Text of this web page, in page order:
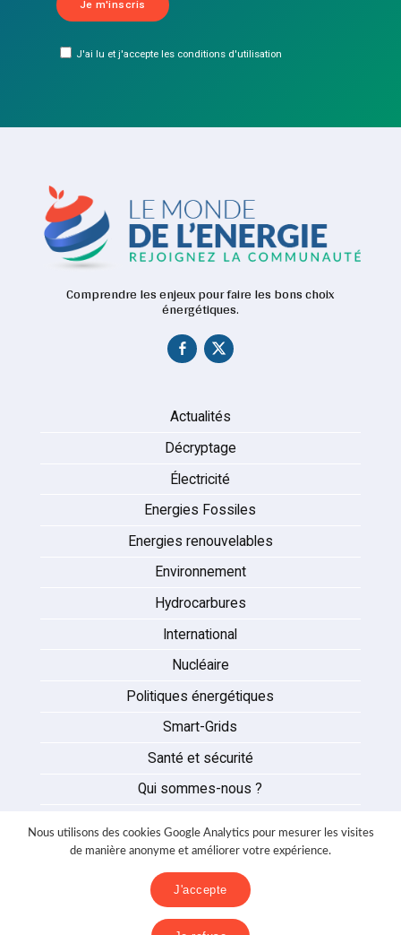
J'ai lu et j'accepte les conditions d'utilisation
Comprendre les enjeux pour faire les bons choix
énergétiques.
Actualités
Décryptage
Électricité
Energies Fossiles
Energies renouvelables
Environnement
Hydrocarbures
International
Nucléaire
Politiques énergétiques
Smart-Grids
Santé et sécurité
Qui sommes-nous ?
Partenaires
Nous contacter
Nous utilisons des cookies Google Analytics pour mesurer les visites
de manière anonyme et améliorer votre expérience.
J'accepte